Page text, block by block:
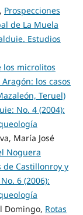
Prospecciones
de La Muela
Estudios
los microlitos
los casos
Teruel)
No. 4 (2004):
María José
Noguera
de Castillonroy y
6 (2006):
Domingo, Rotas